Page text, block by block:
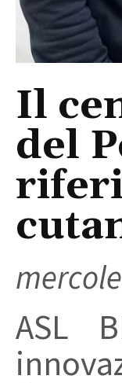
Il
del
ASL